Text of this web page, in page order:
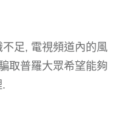
足, 電視頻道內的風
取普羅大眾希望能夠
.